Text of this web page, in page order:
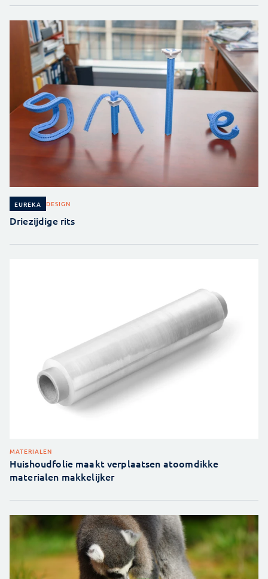
EUREKA DESIGN
Driezijdige rits
MATERIALEN
Huishoudfolie maakt verplaatsen atoomdikke
materialen makkelijker